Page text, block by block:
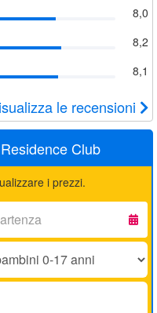
8,0
8,2
8,1
le recensioni
Club
i prezzi.